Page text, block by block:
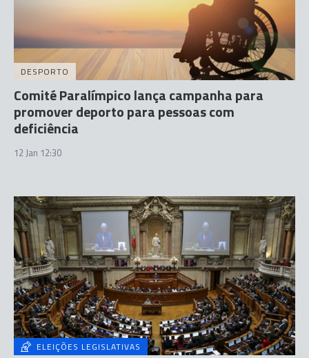
DESPORTO
Comité Paralímpico lança campanha para
promover deporto para pessoas com
deficiência
12 Jan 12:30
ELEIÇÕES LEGISLATIVAS